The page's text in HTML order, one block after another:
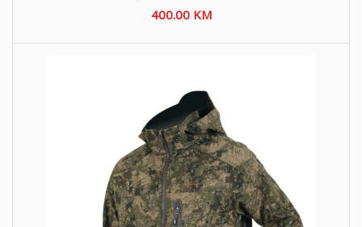
400.00 KM